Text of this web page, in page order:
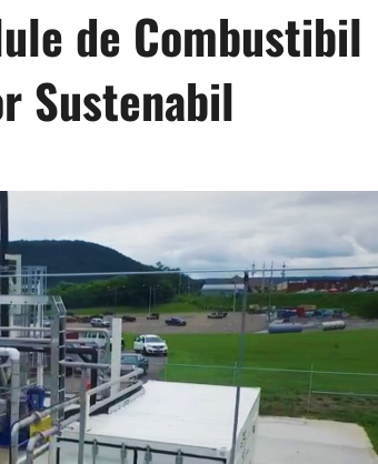
de Combustibil
Sustenabil